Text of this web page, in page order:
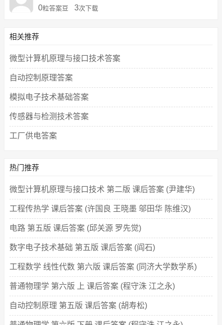
0粒答案豆 3次下载
相关推荐
微型计算机原理与接口技术答案
自动控制原理答案
模拟电子技术基础答案
传感器与检测技术答案
工厂供电答案
热门推荐
微型计算机原理与接口技术 第二版 课后答案 (尹建华)
工程传热学 课后答案 (许国良 王晓墨 邬田华 陈维汉)
电路 第五版 课后答案 (邱关源 罗先觉)
数字电子技术基础 第五版 课后答案 (阎石)
工程数学 线性代数 第六版 课后答案 (同济大学数学系)
普通物理学 第六版 上 课后答案 (程守洙 江之永)
自动控制原理 第五版 课后答案 (胡寿松)